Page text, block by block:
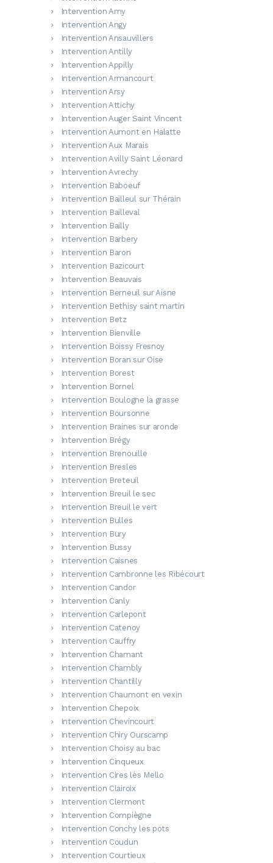
Intervention Amy
Intervention Angy
Intervention Ansauvillers
Intervention Antilly
Intervention Appilly
Intervention Armancourt
Intervention Arsy
Intervention Attichy
Intervention Auger Saint Vincent
Intervention Aumont en Halatte
Intervention Aux Marais
Intervention Avilly Saint Léonard
Intervention Avrechy
Intervention Baboeuf
Intervention Bailleul sur Thérain
Intervention Bailleval
Intervention Bailly
Intervention Barbery
Intervention Baron
Intervention Bazicourt
Intervention Beauvais
Intervention Berneuil sur Aisne
Intervention Bethisy saint martin
Intervention Betz
Intervention Bienville
Intervention Boissy Fresnoy
Intervention Boran sur Oise
Intervention Borest
Intervention Bornel
Intervention Boulogne la grasse
Intervention Boursonne
Intervention Braines sur aronde
Intervention Brégy
Intervention Brenouille
Intervention Bresles
Intervention Breteuil
Intervention Breuil le sec
Intervention Breuil le vert
Intervention Bulles
Intervention Bury
Intervention Bussy
Intervention Caisnes
Intervention Cambronne les Ribécourt
Intervention Candor
Intervention Canly
Intervention Carlepont
Intervention Catenoy
Intervention Cauffry
Intervention Chamant
Intervention Chambly
Intervention Chantilly
Intervention Chaumont en vexin
Intervention Chepoix
Intervention Chevincourt
Intervention Chiry Ourscamp
Intervention Choisy au bac
Intervention Cinqueux
Intervention Cires lès Mello
Intervention Clairoix
Intervention Clermont
Intervention Compiègne
Intervention Conchy les pots
Intervention Coudun
Intervention Courtieux